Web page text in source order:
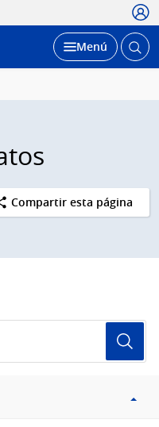
Desplegar
Menú Abrir
Compartir esta página